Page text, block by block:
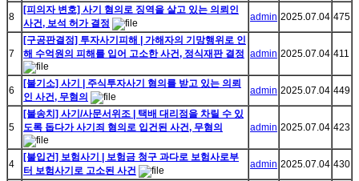
8
[피의자 변호] 사기 혐의로 징역을 살고 있는 의뢰인
사건, 보석 허가 결정
admin 2025.07.04 475
7
[구공판결정] 투자사기피해 | 가해자의 기망행위로 인
해 수억원의 피해를 입어 고소한 사건, 정식재판 결정 admin 2025.07.04 411
6
[불기소] 사기 | 주식투자사기 혐의를 받고 있는 의뢰
인 사건, 무혐의
admin 2025.07.04 449
5
[불송치] 사기/사문서위조 | 택배 대리점을 차릴 수 있
도록 돕다가 사기죄 혐의로 입건된 사건, 무혐의
admin 2025.07.04 423
4
[불입건] 보험사기 | 보험금 청구 과다로 보험사로부
터 보험사기로 고소된 사건
admin 2025.07.04 430